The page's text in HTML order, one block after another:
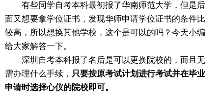
有些同学自考本科最初报了华南师范大学，但是后
面又想要拿学位证书，发现华师申请学位证书的条件比
较高，所以想换其他学校，这个是可以的吗？今天小编
给大家解答一下。
深圳自考本科报了名后是可以更换院校的，而且无
需办理什么手续， 只要按原考试计划进行考试并在毕业
申请时选择心仪的院校即可。